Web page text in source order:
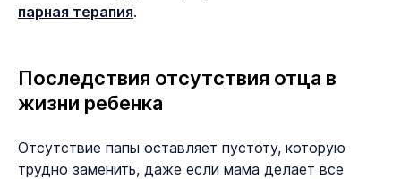
парная терапия.
Последствия отсутствия отца в
жизни ребенка
Отсутствие папы оставляет пустоту, которую
трудно заменить, даже если мама делает все